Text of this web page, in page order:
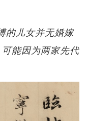
的儿女并无婚嫁
能因为两家先代